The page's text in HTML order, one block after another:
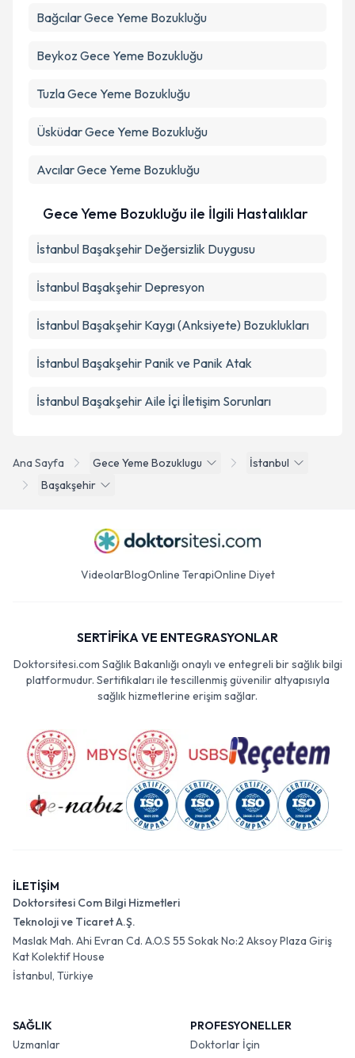
Ana Sayfa Gece Yeme Bozuklugu
İstanbul
Başakşehir
BağcılarGece Yeme Bozukluğu
Beykoz Gece Yeme Bozukluğu
TuzlaGece Yeme Bozukluğu
ÜsküdarGece Yeme Bozukluğu
AvcılarGece Yeme Bozukluğu
Gece Yeme Bozukluğu ile İlgili Hastalıklar
İstanbul Başakşehir Değersizlik Duygusu
İstanbul Başakşehir Depresyon
İstanbul Başakşehir Kaygı (Anksiyete) Bozuklukları
İstanbul Başakşehir Panik ve Panik Atak
İstanbul Başakşehir Aile İçi İletişim Sorunları
VideolarBlogOnline TerapiOnline Diyet
SERTİFİKA VE ENTEGRASYONLAR
Doktorsitesi.com Sağlık Bakanlığı onaylı ve entegreli bir sağlık bilgi
platformudur. Sertifikaları ile tescillenmiş güvenilir altyapısıyla
sağlık hizmetlerine erişim sağlar.
İLETİŞİM
Doktorsitesi Com Bilgi Hizmetleri
Teknoloji ve Ticaret A.Ş.
Maslak Mah. Ahi Evran Cd. A.O.S 55 Sokak No:2 Aksoy Plaza Giriş
Kat Kolektif House
İstanbul, Türkiye
SAĞLIK
Uzmanlar
PROFESYONELLER
Doktorlar İçin